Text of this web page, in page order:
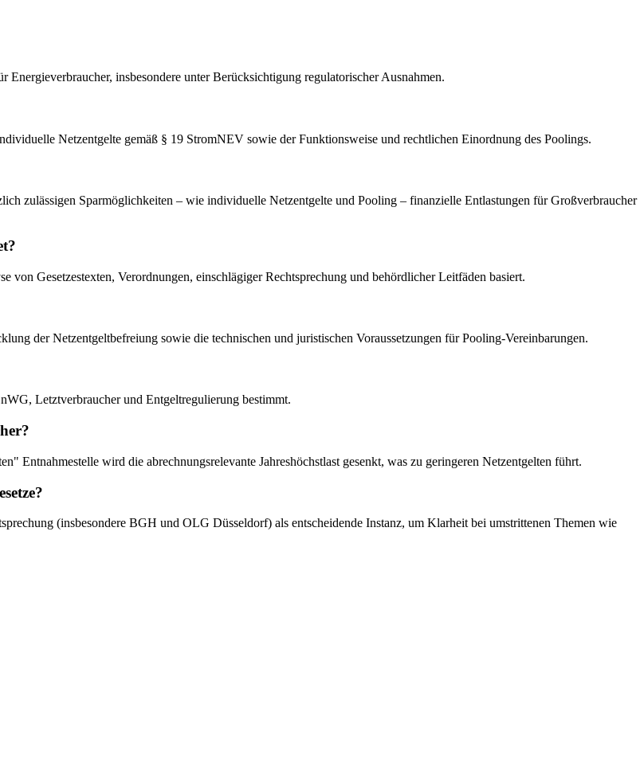
insbesondere unter Berücksichtigung regulatorischer Ausnahmen.
Netzentgelte gemäß § 19 StromNEV sowie der Funktionsweise und rechtlichen Einordnung des Poolings.
zulässigen Sparmöglichkeiten – wie individuelle Netzentgelte und Pooling – finanzielle Entlastungen für Großverbraucher
von Gesetzestexten, Verordnungen, einschlägiger Rechtsprechung und behördlicher Leitfäden basiert.
der Netzentgeltbefreiung sowie die technischen und juristischen Voraussetzungen für Pooling-Vereinbarungen.
Letztverbraucher und Entgeltregulierung bestimmt.
Entnahmestelle wird die abrechnungsrelevante Jahreshöchstlast gesenkt, was zu geringeren Netzentgelten führt.
(insbesondere BGH und OLG Düsseldorf) als entscheidende Instanz, um Klarheit bei umstrittenen Themen wie